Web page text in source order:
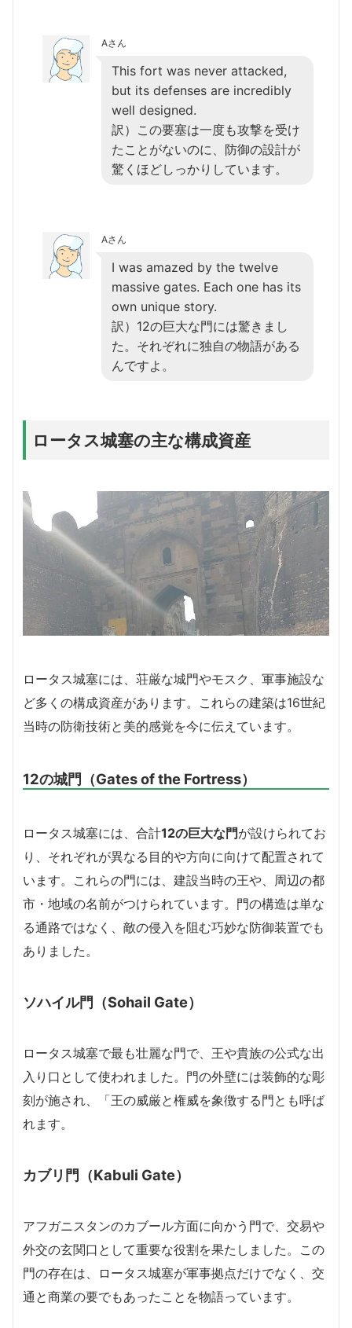
Aさん
This fort was never attacked,
but its defenses are incredibly
well designed.
訳）この要塞は一度も攻撃を受け
たことがないのに、防御の設計が
驚くほどしっかりしています。
Aさん
I was amazed by the twelve
massive gates. Each one has its
own unique story.
訳）12の巨大な門には驚きまし
た。それぞれに独自の物語がある
んですよ。
ロータス城塞の主な構成資産
ロータス城塞には、荘厳な城門やモスク、軍事施設な
ど多くの構成資産があります。これらの建築は16世紀
当時の防衛技術と美的感覚を今に伝えています。
12の城門（Gates of the Fortress）
ロータス城塞には、合計12の巨大な門が設けられてお
り、それぞれが異なる目的や方向に向けて配置されて
います。これらの門には、建設当時の王や、周辺の都
市・地域の名前がつけられています。門の構造は単な
る通路ではなく、敵の侵入を阻む巧妙な防御装置でも
ありました。
ソハイル門（Sohail Gate）
ロータス城塞で最も壮麗な門で、王や貴族の公式な出
入り口として使われました。門の外壁には装飾的な彫
刻が施され、「王の威厳と権威を象徴する門とも呼ば
れます。
カブリ門（Kabuli Gate）
アフガニスタンのカブール方面に向かう門で、交易や
外交の玄関口として重要な役割を果たしました。この
門の存在は、ロータス城塞が軍事拠点だけでなく、交
通と商業の要でもあったことを物語っています。